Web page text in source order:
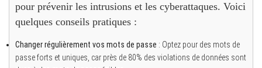
pour prévenir les intrusions et les cyberattaques. Voici
quelques conseils pratiques :
Changer régulièrement vos mots de passe : Optez pour des mots de
passe forts et uniques, car près de 80% des violations de données sont